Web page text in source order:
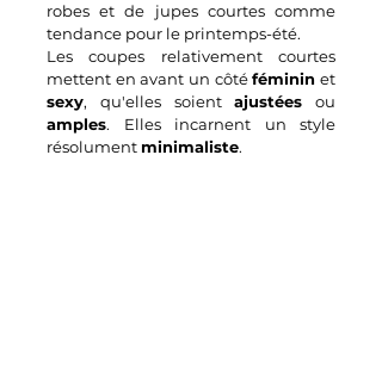
robes et de jupes courtes comme
tendance pour le printemps-été.
Les coupes relativement courtes
mettent en avant un côté féminin
sexy, qu'elles soient ajustées
amples. Elles incarnent un style
résolument minimaliste.